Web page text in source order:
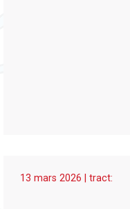
13 mars 2026 | tract: